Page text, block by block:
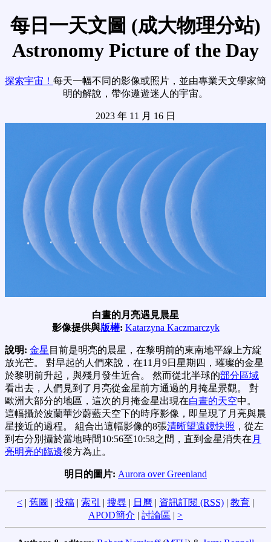
每日一天文圖 (成大物理分站)
Astronomy Picture of the Day
探索宇宙！ 每天一幅不同的影像或照片，並由專業天文學家簡
明的解說，帶你遨遊迷人的宇宙。
2023 年 11 月 16 日
白晝的月亮遇見晨星
影像提供與版權: Katarzyna Kaczmarczyk
說明: 金星 目前是明亮的晨星，在黎明前的東南地平線上方綻
放光芒。 對早起的人們來說，在11月9日星期四，璀璨的金星
於黎明前升起，與殘月發生近合。 然而從北半球的部分區域
看出去，人們見到了月亮從金星前方通過的月掩星景觀。 對
歐洲大部分的地區，這次的月掩金星出現在白晝的天空中。
這幅攝於波蘭華沙蔚藍天空下的時序影像，即呈現了月亮與晨
星接近的過程。 組合出這幅影像的8張清晰望遠鏡快照 ，從左
到右分別攝於當地時間10:56至10:58之間，直到金星消失在 月
亮明亮的臨邊後方為止。
明日的圖片: Aurora over Greenland
< | 舊圖 | 投稿 | 索引 | 搜尋 | 日曆 | 資訊訂閱 (RSS) | 教育 |
APOD簡介 | 討論區 | >